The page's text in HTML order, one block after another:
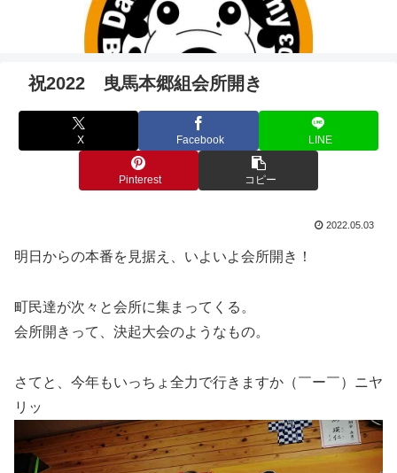
祝2022 曳馬本郷組会所開き
X Facebook LINE
Pinterest コピー
2022.05.03
明日からの本番を見据え、いよいよ会所開き！
町民達が次々と会所に集まってくる。
会所開きって、決起大会のようなもの。
さてと、今年もいっちょ全力で行きますか（￣ー￣）ニヤ
リッ